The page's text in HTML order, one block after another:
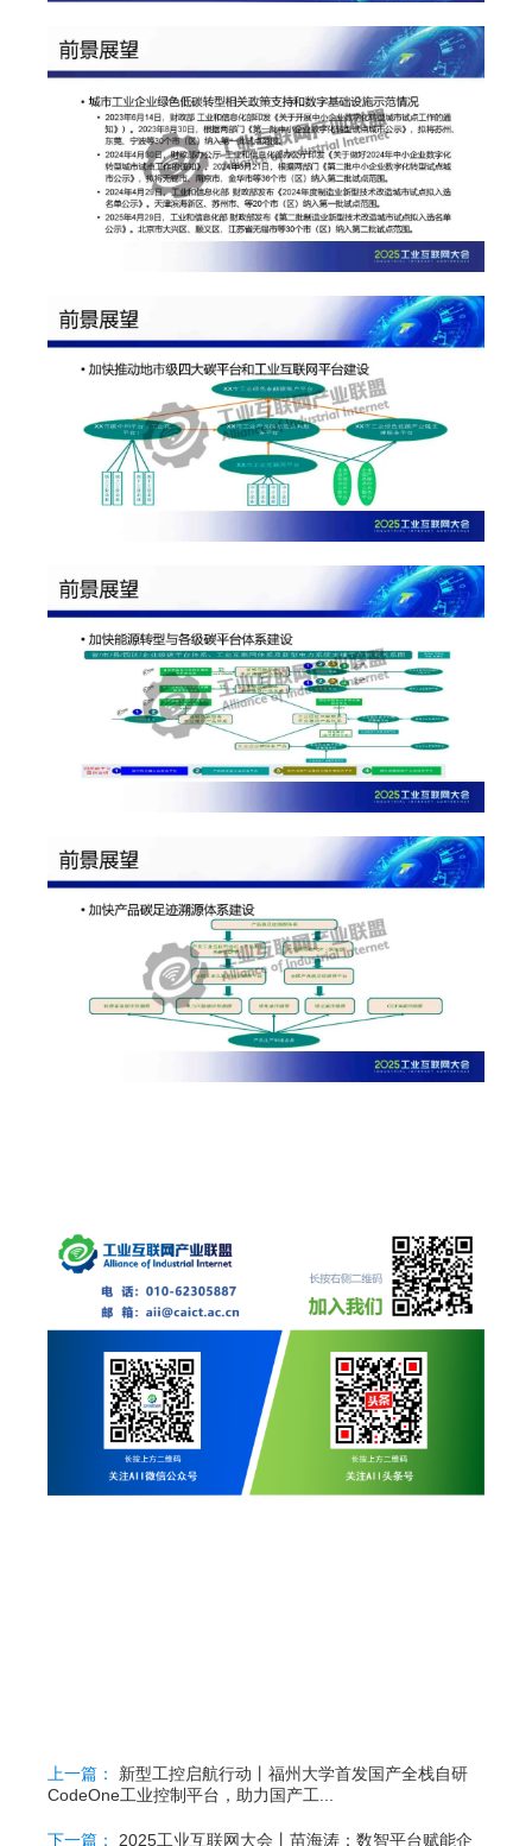
上一篇：
新型工控启航行动丨福州大学首发国产全栈自研
CodeOne工业控制平台，助力国产工...
下一篇： 2025工业互联网大会丨苗海涛：数智平台赋能企